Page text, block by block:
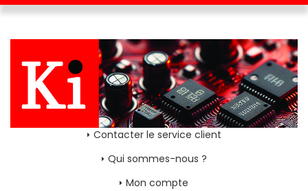
Contacter le service client
Qui sommes-nous ?
Mon compte